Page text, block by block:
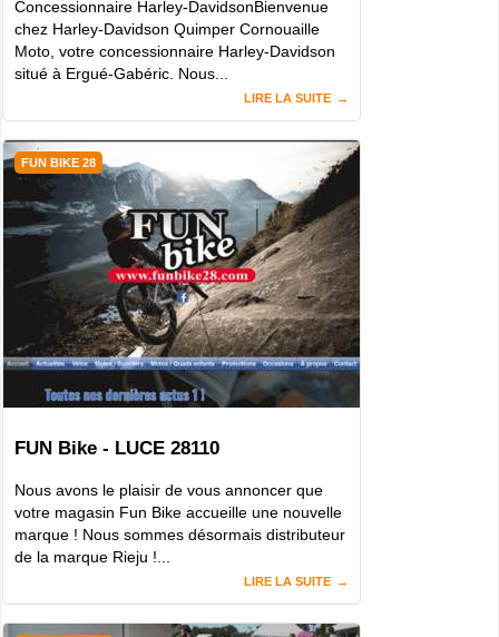
Concessionnaire Harley-DavidsonBienvenue
chez Harley-Davidson Quimper Cornouaille
Moto, votre concessionnaire Harley-Davidson
situé à Ergué-Gabéric. Nous...
LIRE LA SUITE
FUN BIKE 28
FUN Bike - LUCE 28110
Nous avons le plaisir de vous annoncer que
votre magasin Fun Bike accueille une nouvelle
marque ! Nous sommes désormais distributeur
de la marque Rieju !...
LIRE LA SUITE